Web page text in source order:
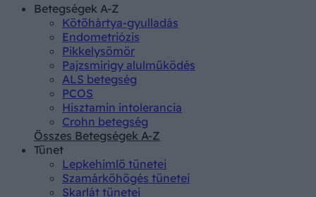
Betegségek A-Z
Kötőhártya-gyulladás
Endometriózis
Pikkelysömör
Pajzsmirigy alulműködés
ALS betegség
PCOS
Hisztamin intolerancia
Crohn betegség
Összes Betegségek A-Z
Tünet
Lepkehimlő tünetei
Szamárköhögés tünetei
Skarlát tünetei